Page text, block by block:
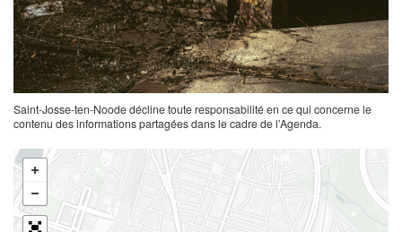
Saint-Josse-ten-Noode décline toute responsabilité en ce qui concerne le
contenu des informations partagées dans le cadre de l’Agenda.